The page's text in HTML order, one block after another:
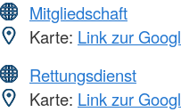
Mitgliedschaft
Karte: Link zur
Rettungsdienst
Karte: Link zur